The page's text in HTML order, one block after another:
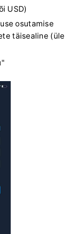
USD)
osutamise
täisealine (üle